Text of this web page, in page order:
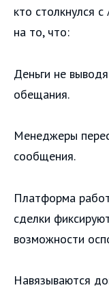
кто столкнулся
на то, что:
Деньги не
обещания.
Менеджеры
сообщения.
Платформа
сделки
возможности
Навязываются